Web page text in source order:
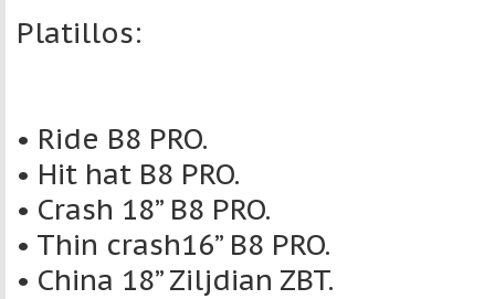
Platillos:
• Ride B8 PRO.
• Hit hat B8 PRO.
• Crash 18” B8 PRO.
• Thin crash16” B8 PRO.
• China 18” Ziljdian ZBT.